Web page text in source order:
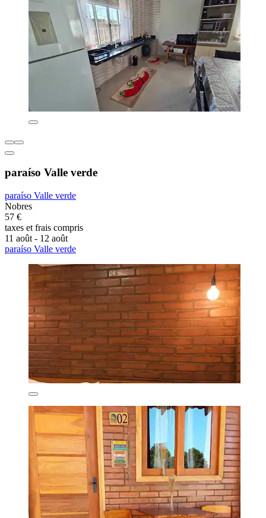
paraíso Valle verde
paraíso Valle verde
Nobres
57 €
taxes et frais compris
11 août - 12 août
paraíso Valle verde